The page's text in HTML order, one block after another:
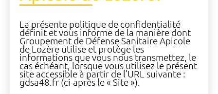
La présente politique de confidentialité
définit et vous informe de la manière dont
Groupement de Défense Sanitaire Apicole
de Lozère utilise et protège les
informations que vous nous transmettez, le
cas échéant, lorsque vous utilisez le présent
site accessible à partir de l’URL suivante :
gdsa48.fr (ci-après le « Site »).